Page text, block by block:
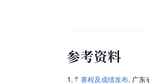
参考资料
1. 赛程及成绩发布. 广东